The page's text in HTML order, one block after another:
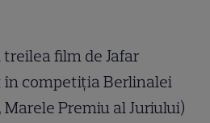
film de Jafar
competiția Berlinalei
Marele Premiu al Juriului)